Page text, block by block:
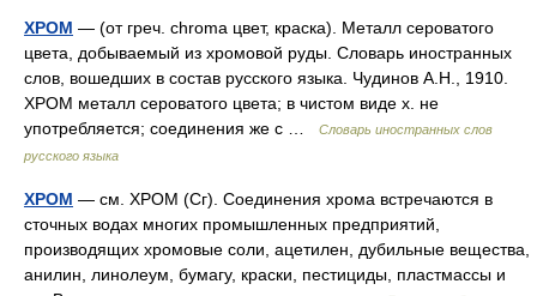
ХРОМ — (от греч. chroma цвет, краска). Металл сероватого
цвета, добываемый из хромовой руды. Словарь иностранных
слов, вошедших в состав русского языка. Чудинов А.Н., 1910.
ХРОМ металл сероватого цвета; в чистом виде х. не
употребляется; соединения же с …
Словарь иностранных слов
русского языка
ХРОМ — см. ХРОМ (Сг). Соединения хрома встречаются в
сточных водах многих промышленных предприятий,
производящих хромовые соли, ацетилен, дубильные вещества,
анилин, линолеум, бумагу, краски, пестициды, пластмассы и